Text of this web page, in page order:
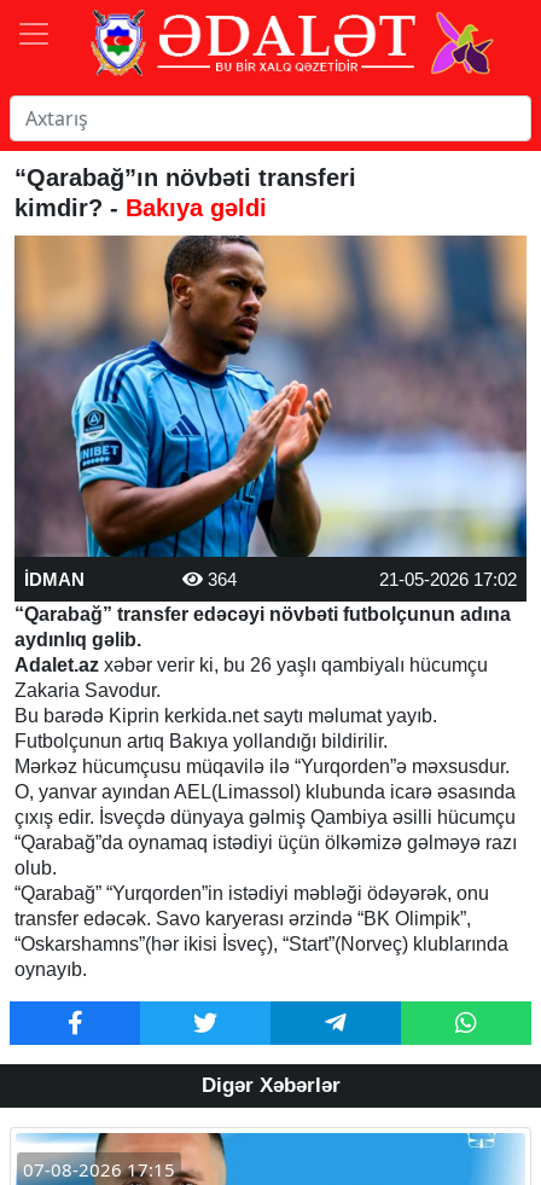
“Qarabağ”ın növbəti transferi
kimdir? - Bakıya gəldi
İDMAN 364
21-05-2026 17:02
“Qarabağ” transfer edəcəyi növbəti futbolçunun adına
aydınlıq gəlib.
Adalet.az xəbər verir ki, bu 26 yaşlı qambiyalı hücumçu
Zakaria Savodur.
Bu barədə Kiprin kerkida.net saytı məlumat yayıb.
Futbolçunun artıq Bakıya yollandığı bildirilir.
Mərkəz hücumçusu müqavilə ilə “Yurqorden”ə məxsusdur.
O, yanvar ayından AEL(Limassol) klubunda icarə əsasında
çıxış edir. İsveçdə dünyaya gəlmiş Qambiya əsilli hücumçu
“Qarabağ”da oynamaq istədiyi üçün ölkəmizə gəlməyə razı
olub.
“Qarabağ” “Yurqorden”in istədiyi məbləği ödəyərək, onu
transfer edəcək. Savo karyerası ərzində “BK Olimpik”,
“Oskarshamns”(hər ikisi İsveç), “Start”(Norveç) klublarında
oynayıb.
Digər Xəbərlər
07-08-2026 17:15